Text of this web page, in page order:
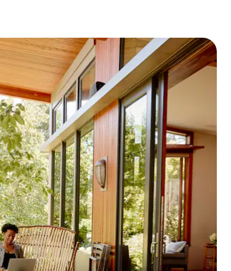
las flechas hacia arriba y hacia abajo, o bien tocando y